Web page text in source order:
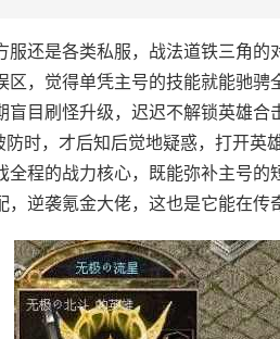
服还是各类私服，战法道铁三角
区，觉得单凭主号的技能就能驰
盲目刷怪升级，迟迟不解锁英雄
时，才后知后觉地疑惑，打开
全程的战力核心，既能弥补主号
逆袭氪金大佬，这也是它能在传